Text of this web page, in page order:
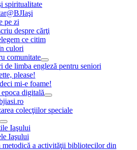
spiritualitate
pe zi
despre cărţi
ce citim
culori
comunitate
de limba engleză pentru seniori
please!
mi-e foame!
digitală
colecţiilor speciale
Iaşului
Iaşului
metodică a activităţii bibliotecilor din